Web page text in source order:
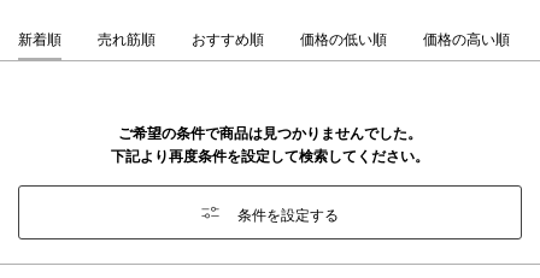
新着順 売れ筋順 おすすめ順 価格の低い順 価格の高い順
ご希望の条件で商品は見つかりませんでした。
下記より再度条件を設定して検索してください。
条件を設定する